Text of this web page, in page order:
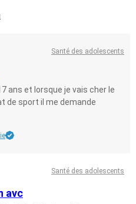
Santé des adolescents
ans et lorsque je vais cher le
de sport il me demande
Santé des adolescents
avc